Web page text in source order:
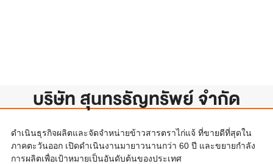
บริษัท สุนทรธัญทรัพย์ จำกัด
ดำเนินธุรกิจผลิตและจัดจำหน่ายข้าวสารตราไก่แจ้ ที่ขายดีที่สุดใน
ภาคตะวันออก เปิดดำเนินงานมายาวนานกว่า 60 ปี และขยายกำลัง
การผลิตเพื่อเป้าหมายเป็นอันดับต้นของประเทศ